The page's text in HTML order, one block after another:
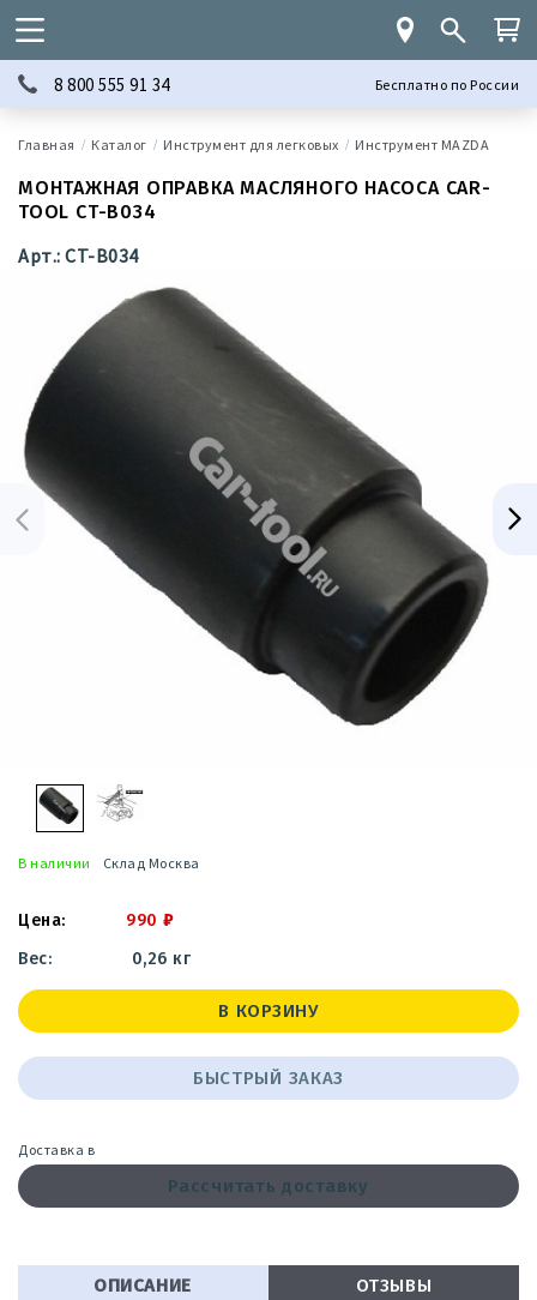
8 800 555 91 34 Бесплатно по России
Каталог Инструмент для легковых Инструмент MAZDA
МОНТАЖНАЯ ОПРАВКА МАСЛЯНОГО НАСОСА CAR-
TOOL CT-B034
Арт.: CT-B034
990 ₽
0,26 кг
БЫСТРЫЙ ЗАКАЗ
В КОРЗИНУ
Склад Москва
В наличии
Доставка в
Рассчитать доставку
ОПИСАНИЕ ОТЗЫВЫ